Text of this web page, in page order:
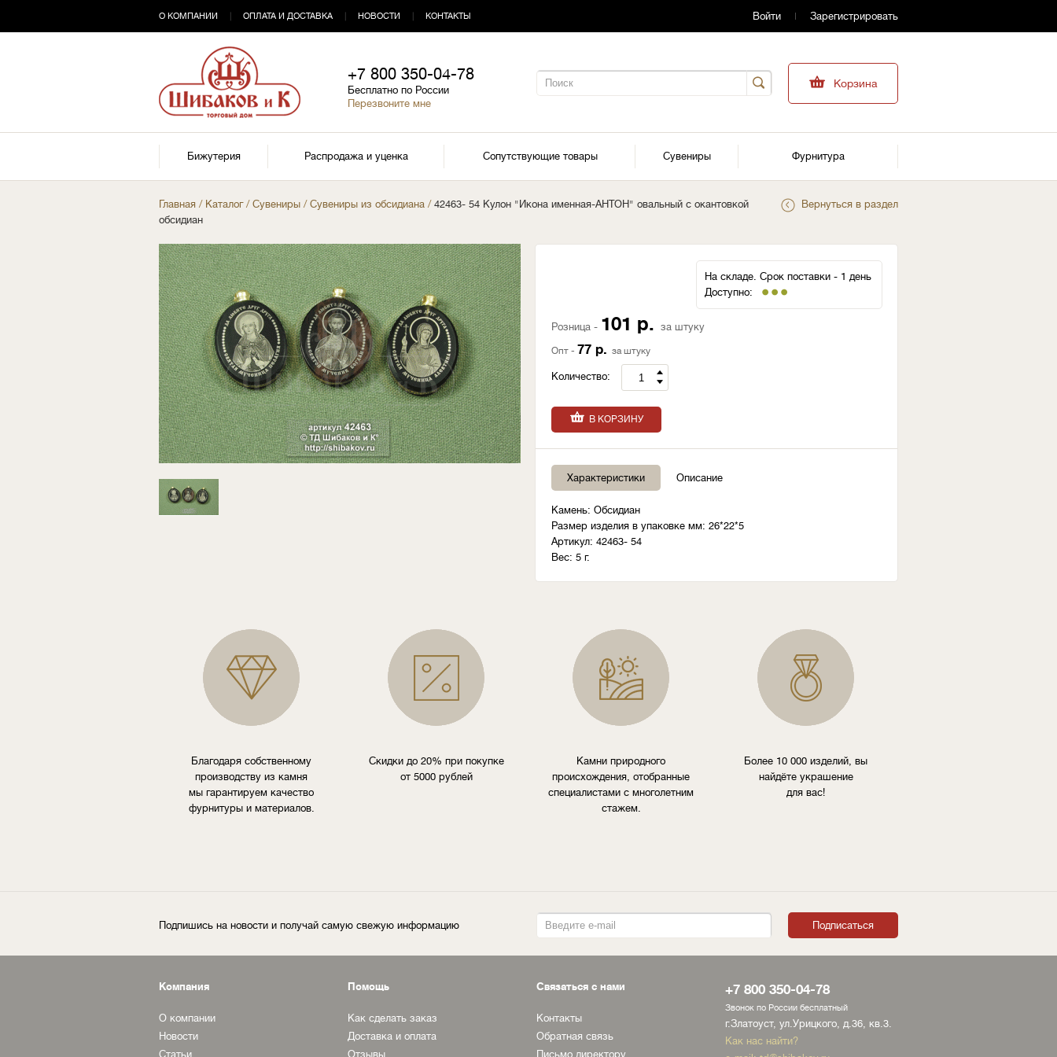
О КОМПАНИИ ОПЛАТА И ДОСТАВКА НОВОСТИ КОНТАКТЫ Войти Зарегистрировать
+7 800 350-04-78
Бесплатно по России
Перезвоните мне
Корзина
Бижутерия Распродажа и уценка Сопутствующие товары Сувениры Фурнитура
Главная / Каталог/ Сувениры / Сувениры из обсидиана / 42463- 54 Кулон "Икона именная-АНТОН" овальный с окантовкой
обсидиан
Вернуться в раздел
На складе. Срок поставки - 1 день
Доступно:
Розница - 101 р. за штуку
Опт - 77 р. за штуку
Количество:
В КОРЗИНУ
Характеристики Описание
Камень: Обсидиан
Размер изделия в упаковке мм: 26*22*5
Артикул: 42463- 54
Вес: 5 г.
Благодаря собственному
производству из камня
мы гарантируем качество
фурнитуры и материалов.
Скидки до 20% при покупке
от 5000 рублей
Камни природного
происхождения, отобранные
специалистами с многолетним
стажем.
Более 10 000 изделий, вы
найдёте украшение
для вас!
Подпишись на новости и получай самую свежую информацию
Компания
О компании
Новости
Статьи
Помощь
Как сделать заказ
Доставка и оплата
Отзывы
Связаться с нами
Контакты
Обратная связь
Письмо директору
+7 800 350-04-78
Звонок по России бесплатный
г.Златоуст, ул.Урицкого, д.36, кв.3.
Как нас найти?